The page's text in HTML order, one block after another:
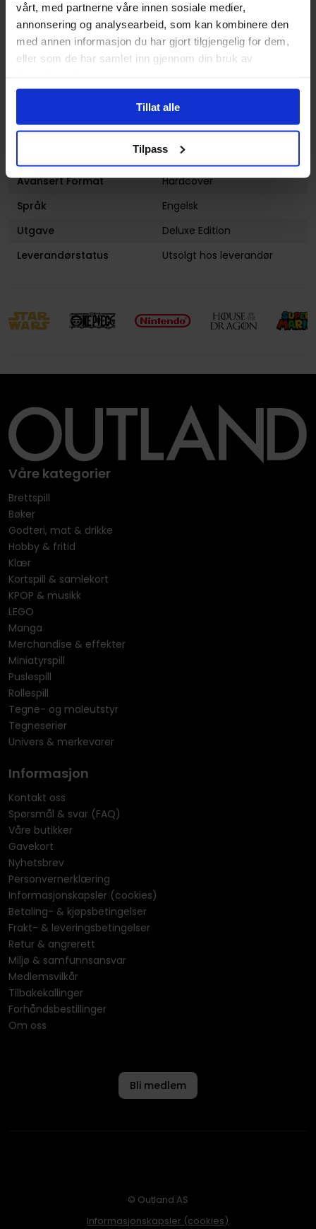
vårt, med partnerne våre innen sosiale medier,
annonsering og analysearbeid, som kan kombinere den
med annen informasjon du har gjort tilgjengelig for dem,
eller som de har samlet inn gjennom din bruk av
Tillat alle
Tilpass
Antall Sider
Utgiver
Marvel Comics
Lanseringsdato
15.07.2014
3
Aldersgruppe
Voksen
1 Illustrations
Avansert Format
Hardcover
Språk
Engelsk
Utgave
Deluxe Edition
Leverandørstatus
Utsolgt hos leverandør
Våre kategorier
Brettspill
Bøker
Godteri, mat & drikke
Hobby & fritid
Klær
Kortspill & samlekort
KPOP & musikk
LEGO
Manga
Merchandise & effekter
Miniatyrspill
Puslespill
Rollespill
Tegne- og maleutstyr
Tegneserier
Univers & merkevarer
Informasjon
Kontakt oss
Spørsmål & svar (FAQ)
Våre butikker
Gavekort
Nyhetsbrev
Personvernerklæring
Informasjonskapsler (cookies)
Betaling- & kjøpsbetingelser
Frakt- & leveringsbetingelser
Retur & angrerett
Miljø & samfunnsansvar
Medlemsvilkår
Tilbakekallinger
Forhåndsbestillinger
Om oss
Bli medlem
© Outland AS
Informasjonskapsler (cookies)